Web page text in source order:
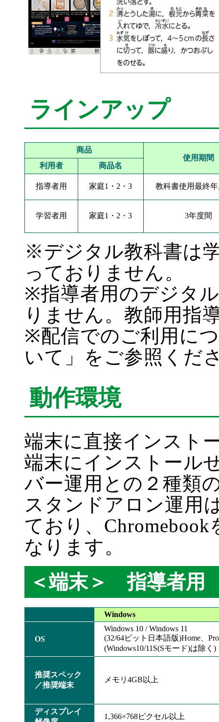
ラインアップ
商品
使用期間
利用者
商品名
指導者用 家庭1・2・3 教科書使用最終
学習者用 家庭1・2・3 3年度間
※デジタル教科書は
っておりません。
※指導者用のデジタ
りません。教師用指
※配信でのご利用に
いて」をご参照くだ
動作環境
端末に直接インスト
端末にインストール
バー運用との２種類
スタンドアロン運用
ており、
なります。
＜端末＞ 指導者用
Windows
OS
Windows 10 / Windows 11
(32/64ビット日本語版)Home、Pro
(Windows10/11S(Sモード)は除く)
推奨スペック
／推奨端末
メモリ4GB以上
ディスプレイ
1,366×768ピクセル以上